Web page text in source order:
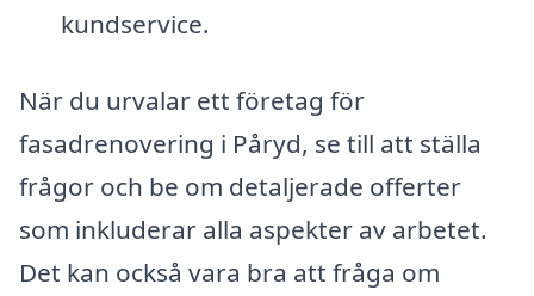
kundservice.
När du urvalar ett företag för
fasadrenovering i Påryd, se till att ställa
frågor och be om detaljerade offerter
som inkluderar alla aspekter av arbetet.
Det kan också vara bra att fråga om